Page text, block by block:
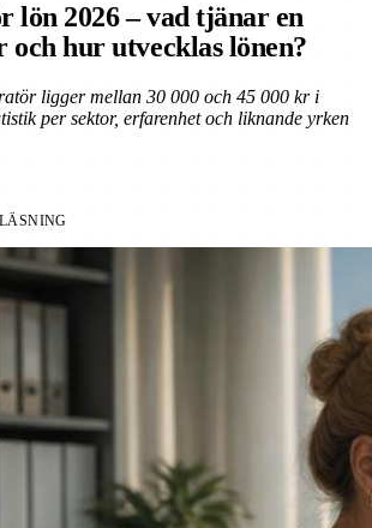
lön 2026 – vad tjänar en
hur utvecklas lönen?
ligger mellan 30 000 och 45 000 kr i
per sektor, erfarenhet och liknande yrken